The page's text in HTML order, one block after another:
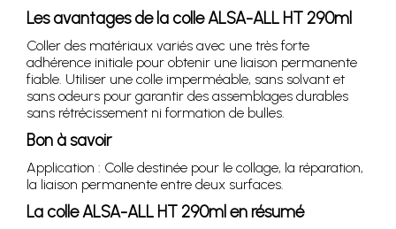
Les avantages de la colle ALSA-ALL HT 290ml
Coller des matériaux variés avec une très forte
adhérence initiale pour obtenir une liaison permanente
fiable. Utiliser une colle imperméable, sans solvant et
sans odeurs pour garantir des assemblages durables
sans rétrécissement ni formation de bulles.
Bon à savoir
Application : Colle destinée pour le collage, la réparation,
la liaison permanente entre deux surfaces.
La colle ALSA-ALL HT 290ml en résumé